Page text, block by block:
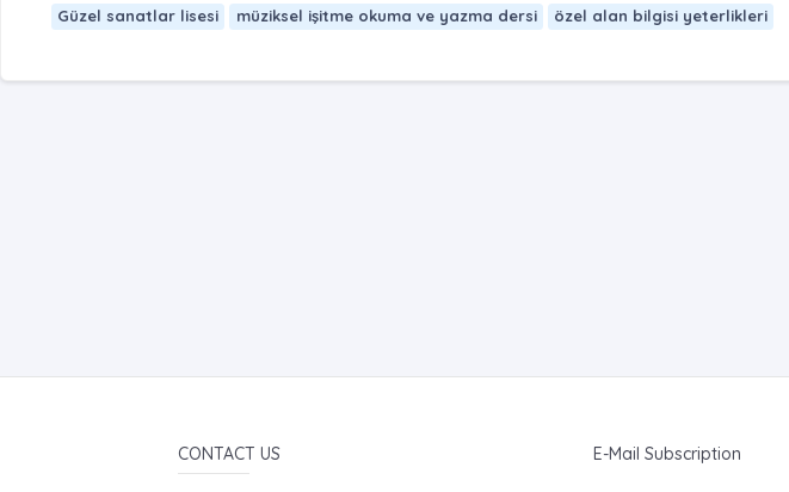
Güzel sanatlar lisesi müziksel işitme okuma ve yazma dersi özel alan bilgisi yeterlikleri
CONTACT US E-Mail Subscription